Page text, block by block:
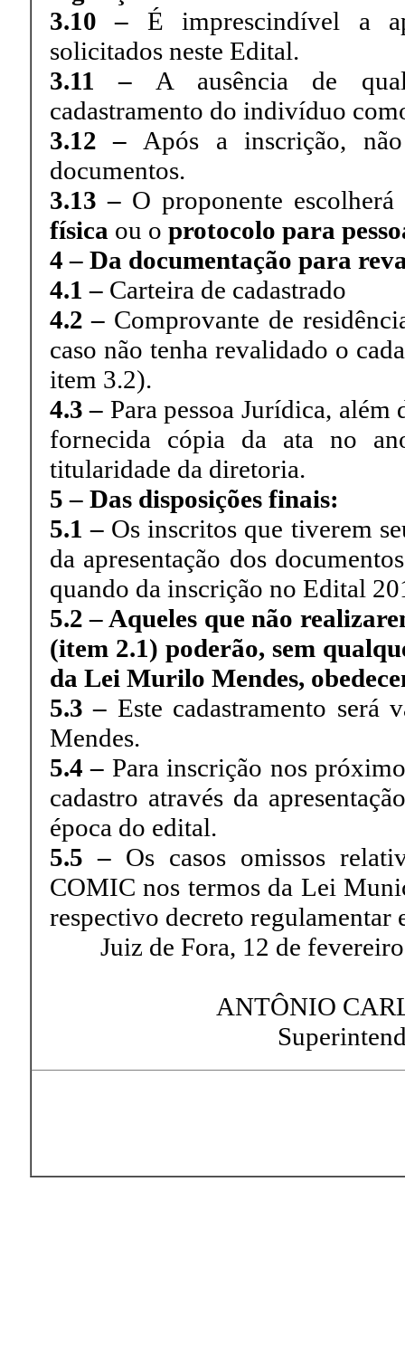
3.10 – É imprescindível a
solicitados neste Edital.
3.11 – A ausência de
cadastramento do indivíduo
3.12 – Após a inscrição,
documentos.
3.13 – O proponente
física ou o protocolo para
4 – Da documentação para
4.1 –Carteira de cadastrado
4.2 – Comprovante de
caso não tenha revalidado o
item 3.2).
4.3 – Para pessoa Jurídica,
fornecida cópia da ata no
titularidade da diretoria.
5 – Das disposições finais:
5.1 –Os inscritos que tiverem
da apresentação dos
quando da inscrição no Edital
5.2 – Aqueles que não
(item 2.1) poderão, sem
da Lei Murilo Mendes,
5.3 – Este cadastramento
Mendes.
5.4 – Para inscrição nos
cadastro através da
época do edital.
5.5 –Os casos omissos
COMIC nos termos da Lei
respectivo decreto
Juiz de Fora, 12 de fevereiro
ANTÔNIO